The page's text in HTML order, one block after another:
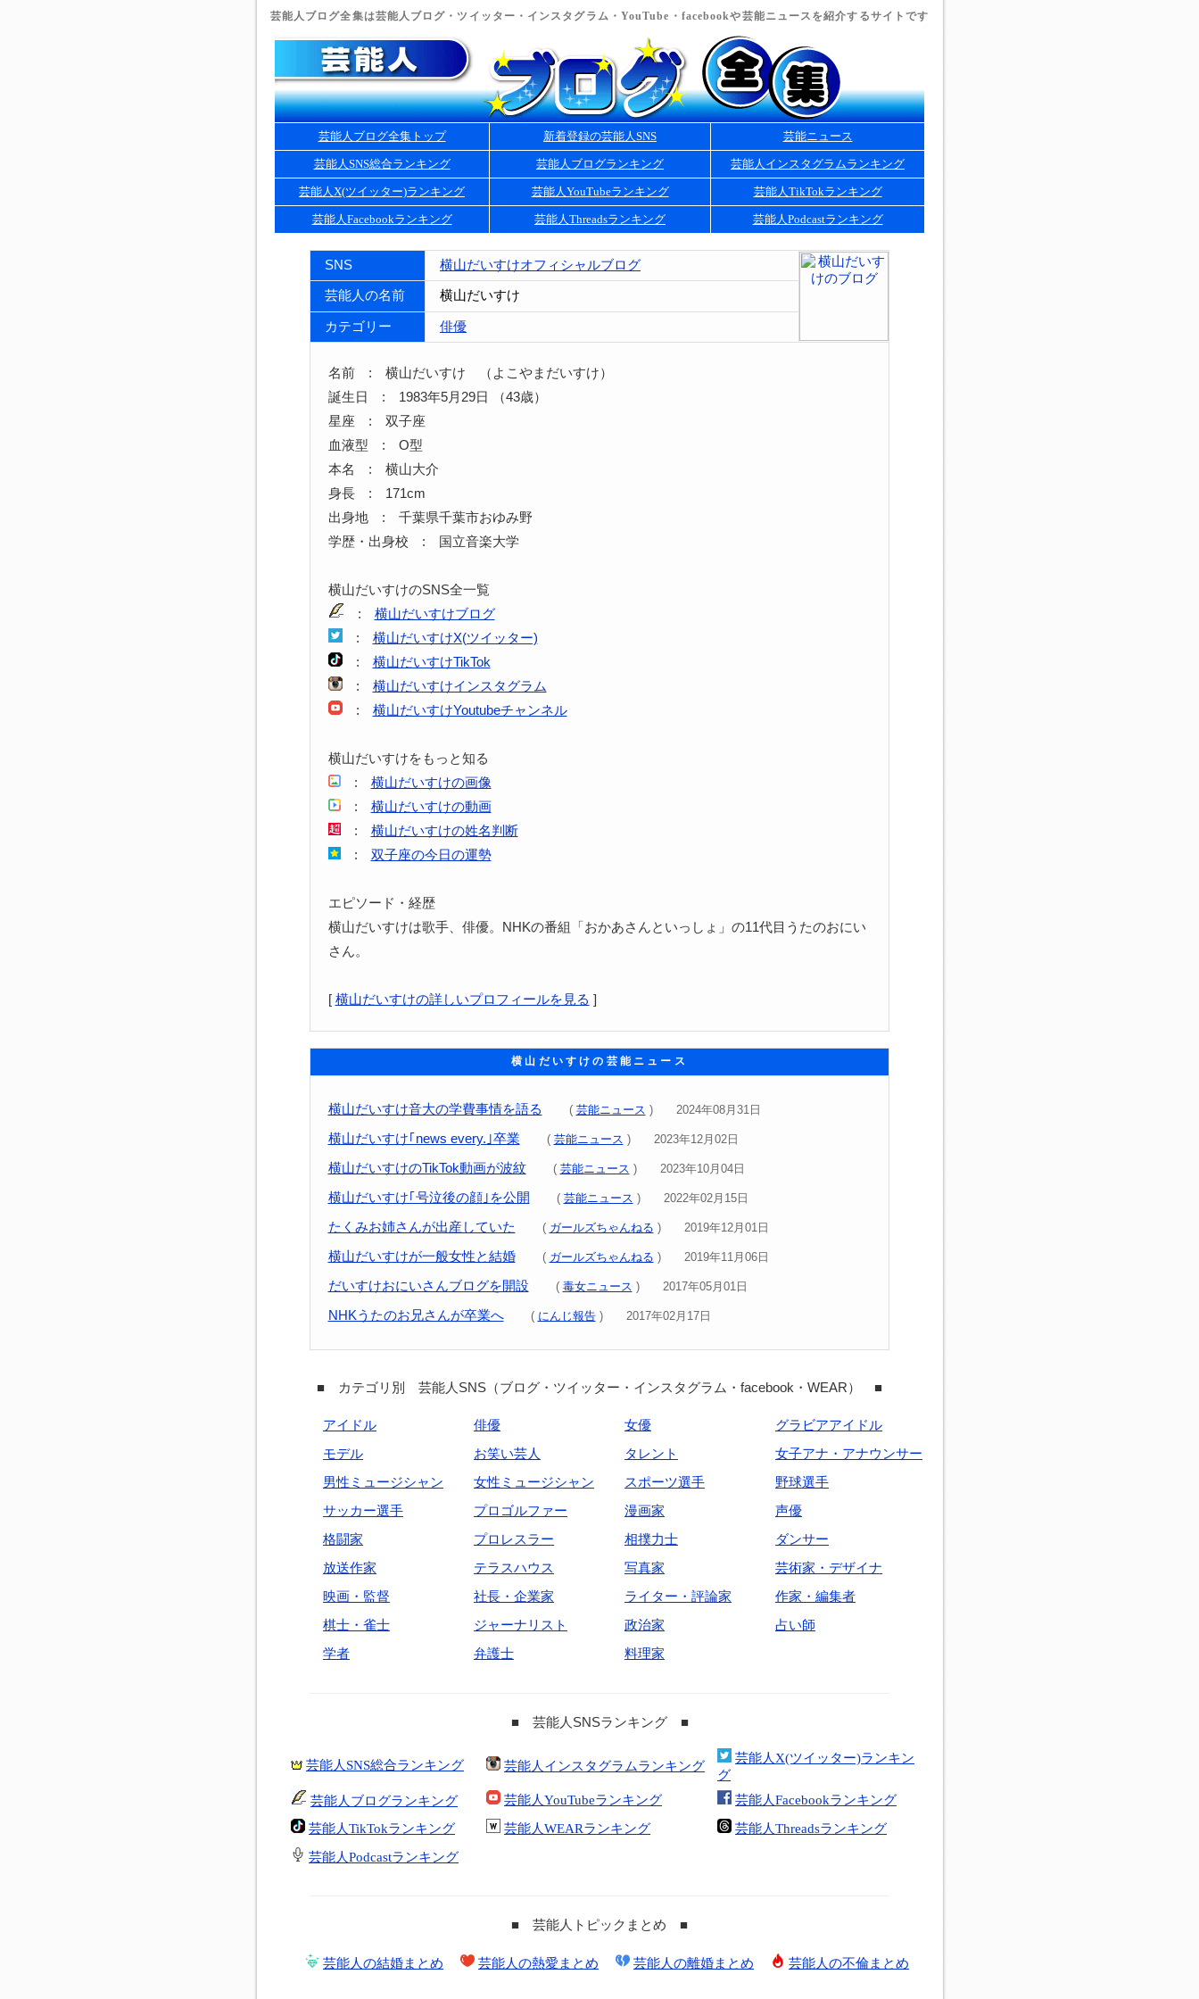
芸能人ブログ全集は芸能人ブログ・ツイッター・インスタグラム・YouTube・facebookや芸能ニュースを紹介するサイトです
芸能人ブログ全集トップ 新着登録の芸能人SNS 芸能ニュース
芸能人SNS総合ランキング 芸能人ブログランキング 芸能人インスタグラムランキング
芸能人X(ツイッター)ランキング 芸能人YouTubeランキング 芸能人TikTokランキング
芸能人Facebookランキング 芸能人Threadsランキング 芸能人Podcastランキング
SNS 横山だいすけオフィシャルブログ
芸能人の名前 横山だいすけ
カテゴリー 俳優
名前 : 横山だいすけ （よこやまだいすけ）
誕生日 : 1983年5月29日 （43歳）
星座 : 双子座
血液型 : O型
本名 : 横山大介
身長 : 171cm
出身地 : 千葉県千葉市おゆみ野
学歴・出身校 : 国立音楽大学
横山だいすけのSNS全一覧
: 横山だいすけブログ
: 横山だいすけX(ツイッター)
: 横山だいすけTikTok
: 横山だいすけインスタグラム
: 横山だいすけYoutubeチャンネル
横山だいすけをもっと知る
: 横山だいすけの画像
: 横山だいすけの動画
: 横山だいすけの姓名判断
: 双子座の今日の運勢
エピソード・経歴
横山だいすけは歌手、俳優。NHKの番組「おかあさんといっしょ」の11代目うたのおにい
さん。
[ 横山だいすけの詳しいプロフィールを見る ]
横山だいすけの芸能ニュース
横山だいすけ音大の学費事情を語る ( 芸能ニュース ) 2024年08月31日
横山だいすけ｢news every.｣卒業 ( 芸能ニュース ) 2023年12月02日
横山だいすけのTikTok動画が波紋 ( 芸能ニュース ) 2023年10月04日
横山だいすけ｢号泣後の顔｣を公開 ( 芸能ニュース ) 2022年02月15日
たくみお姉さんが出産していた ( ガールズちゃんねる ) 2019年12月01日
横山だいすけが一般女性と結婚 ( ガールズちゃんねる ) 2019年11月06日
だいすけおにいさんブログを開設 ( 毒女ニュース ) 2017年05月01日
NHKうたのお兄さんが卒業へ ( にんじ報告) 2017年02月17日
■ カテゴリ別 芸能人SNS（ブログ・ツイッター・インスタグラム・facebook・WEAR） ■
アイドル 俳優 女優
グラビアアイドル
モデル
お笑い芸人 タレント
女子アナ・アナウンサー
男性ミュージシャン
女性ミュージシャン スポーツ選手
野球選手
サッカー選手
プロゴルファー 漫画家
声優
格闘家
プロレスラー 相撲力士
ダンサー
放送作家
テラスハウス 写真家
芸術家・デザイナ
映画・監督
社長・企業家 ライター・評論家
作家・編集者
棋士・雀士
ジャーナリスト 政治家
占い師
学者
弁護士 料理家
■ 芸能人SNSランキング ■
芸能人SNS総合ランキング 芸能人インスタグラムランキング
芸能人X(ツイッター)ランキン
グ
芸能人ブログランキング
芸能人YouTubeランキング
芸能人Facebookランキング
芸能人TikTokランキング
芸能人WEARランキング
芸能人Threadsランキング
芸能人Podcastランキング
■ 芸能人トピックまとめ ■
芸能人の結婚まとめ 芸能人の熱愛まとめ 芸能人の離婚まとめ 芸能人の不倫まとめ